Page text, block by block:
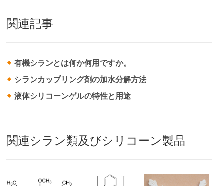
関連記事
有機シランとは何か何用ですか。
シランカップリング剤の加水分解方法
液体シリコーンゲルの特性と用途
関連シラン類及びシリコーン製品